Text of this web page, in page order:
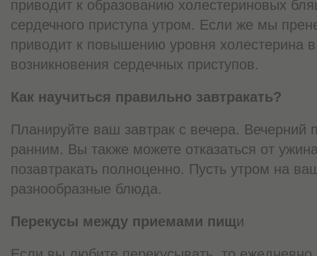
приводит к образованию холестериновых
сердечного приступа утром. Если же мы
приводит к повышению уровня холестерина
возникновения сердечных приступов.
Как научиться правильно завтракать?
Планируйте ваш завтрак с вечера. Вечерний
ранним. Вы также можете отказаться от
позавтракать полноценно. Пусть утром на
разнообразные блюда.
Перекусы между приемами пищи